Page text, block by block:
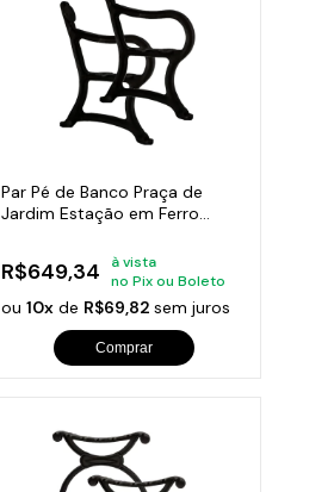
Par Pé de Banco Praça de
Jardim Estação em Ferro
R$649,34
à vista
no Pix ou Boleto
ou10x de R$69,82sem juros
Comprar